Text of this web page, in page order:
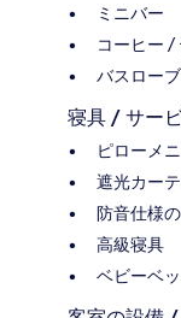
ミニバー
コーヒー /
バスロー
寝具 / サー
ピローメ
遮光カー
防音仕様
高級寝具
ベビーベ